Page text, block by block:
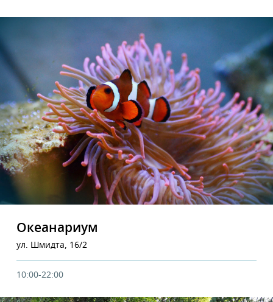
Океанариум
ул. Шмидта, 16/2
10:00-22:00